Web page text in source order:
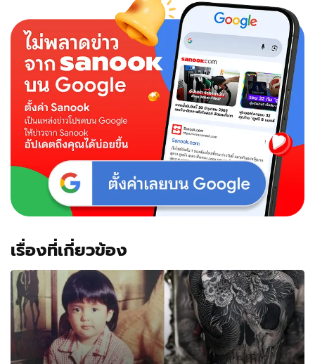
เชส
เตอร์
จาก
เป็น
โรค
เศร้า
กัน
เรื่องที่เกี่ยวข้อง